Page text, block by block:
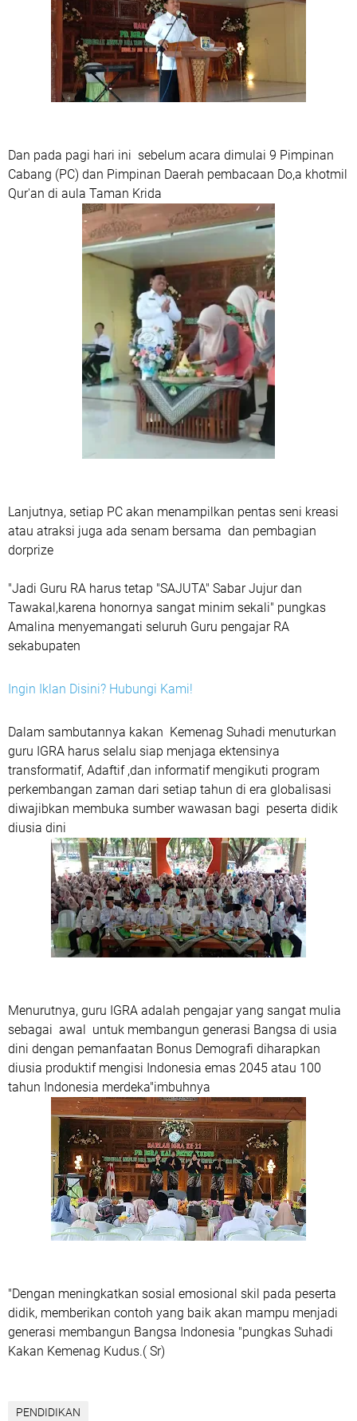
Dan pada pagi hari ini sebelum acara dimulai 9 Pimpinan
Cabang (PC) dan Pimpinan Daerah pembacaan Do,a khotmil
Qur'an di aula Taman Krida
Lanjutnya, setiap PC akan menampilkan pentas seni kreasi
atau atraksi juga ada senam bersama dan pembagian
dorprize
"Jadi Guru RA harus tetap "SAJUTA" Sabar Jujur dan
Tawakal,karena honornya sangat minim sekali" pungkas
Amalina menyemangati seluruh Guru pengajar RA
sekabupaten
Ingin Iklan Disini? Hubungi Kami!
Dalam sambutannya kakan Kemenag Suhadi menuturkan
guru IGRA harus selalu siap menjaga ektensinya
transformatif, Adaftif ,dan informatif mengikuti program
perkembangan zaman dari setiap tahun di era globalisasi
diwajibkan membuka sumber wawasan bagi peserta didik
diusia dini
Menurutnya, guru IGRA adalah pengajar yang sangat mulia
sebagai awal untuk membangun generasi Bangsa di usia
dini dengan pemanfaatan Bonus Demografi diharapkan
diusia produktif mengisi Indonesia emas 2045 atau 100
tahun Indonesia merdeka"imbuhnya
"Dengan meningkatkan sosial emosional skil pada peserta
didik, memberikan contoh yang baik akan mampu menjadi
generasi membangun Bangsa Indonesia "pungkas Suhadi
Kakan Kemenag Kudus.( Sr)
PENDIDIKAN